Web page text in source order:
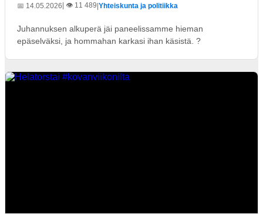
📅 14.05.2026| 👁️ 11 489 Yhteiskunta ja politiikka
Juhannuksen alkuperä jäi paneelissamme hieman
epäselväksi, ja hommahan karkasi ihan käsistä. ?